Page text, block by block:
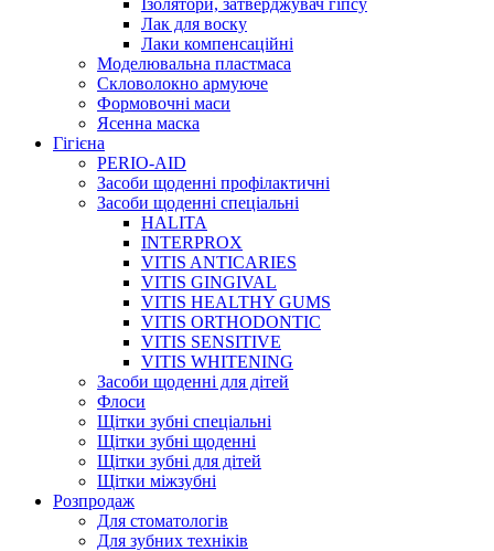
Лак для воску
Лаки компенсаційні
Моделювальна пластмаса
Скловолокно армуюче
Формовочні маси
Ясенна маска
Гігієна
PERIO-AID
Засоби щоденні профілактичні
Засоби щоденні спеціальні
HALITA
INTERPROX
VITIS ANTICARIES
VITIS GINGIVAL
VITIS HEALTHY GUMS
VITIS ORTHODONTIC
VITIS SENSITIVE
VITIS WHITENING
Засоби щоденні для дітей
Флоси
Щітки зубні спеціальні
Щітки зубні щоденні
Щітки зубні для дітей
Щітки міжзубні
Розпродаж
Для стоматологів
Для зубних техніків